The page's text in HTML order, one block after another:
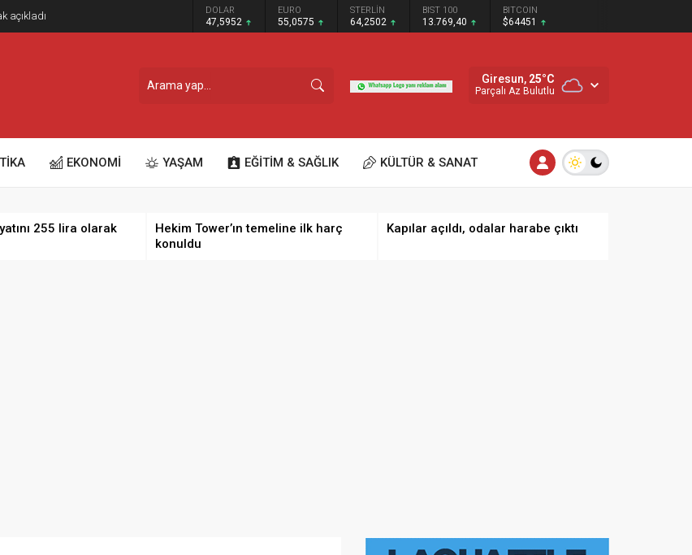
açıkladı DOLAR
47,5952
EURO
55,0575
STERLİN
64,2502
BIST 100
13.769,40
BITCOIN
$64451
Giresun, 25°C
Parçalı Az Bulutlu
EKONOMİ YAŞAM EĞİTİM & SAĞLIK KÜLTÜR & SANAT
255 lira olarak
Hekim Tower’ın temeline ilk harç
konuldu
Kapılar açıldı, odalar harabe çıktı